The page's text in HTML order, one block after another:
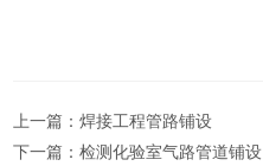
上一篇：焊接工程管路铺设
下一篇：检测化验室气路管道铺设